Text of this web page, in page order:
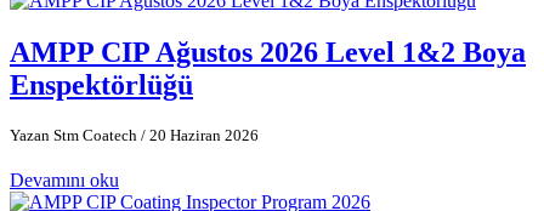
AMPP CIP Ağustos 2026 Level 1&2 Boya
Enspektörlüğü
Yazan Stm Coatech / 20 Haziran 2026
Devamını oku